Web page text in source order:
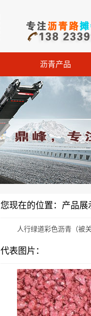
沥青产品
您现在的位置：产品
人行绿道彩色沥青（被
代表图片：